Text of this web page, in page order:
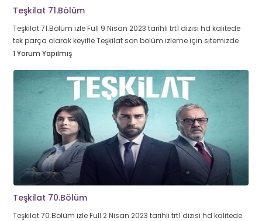
Teşkilat 71.Bölüm
Teşkilat 71.Bölüm izle Full 9 Nisan 2023 tarihli trt1 dizisi hd kalitede
tek parça olarak keyifle Teşkilat son bölüm izleme için sitemizde
1 Yorum Yapılmış
Teşkilat 70.Bölüm
Teşkilat 70.Bölüm izle Full 2 Nisan 2023 tarihli trt1 dizisi hd kalitede